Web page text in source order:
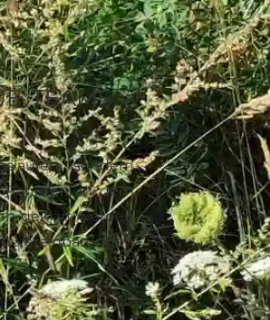
TEAMS –
sondern
in dem
geklärt werden
Vereinbarungen